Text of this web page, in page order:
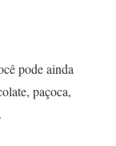
pode ainda
paçoca,